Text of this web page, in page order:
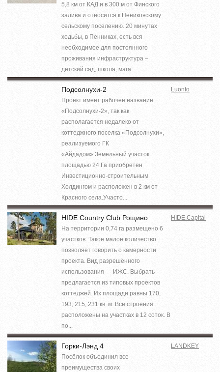
5,8 км от КАД и в 300 м от Финского
залива и относится к Пениковскому
сельскому поселению. 20 минутах
ходьбы, в Пенниках, есть вся
необходимое для постоянного
проживания инфраструктура –
детский сад, школа, мага...
Подсолнухи-2
Проект имеет рабочее название
«Подсолнухи-2», так как
располагается недалеко от
коттеджного поселка «Подсолнухи»,
реализуемого ГК
«Айдадом».Земельный участок
площадью 24 Га приобретен
Инвестиционно-строительным
Холдингом и расположен в 2 км от
Красного села.Участо...
Luonto
HIDE Country Club Рощино
На территории 0,74 га размещено 6
участков. Такое малое количество
позволяет говорить о камерности
проекта. Вид разрешённого
использования — ИЖС. Выбрать
предлагается из типовых проектов
коттеджей. Их площади равны 170,
193, 215, 231 кв. м. Все строения
расположены на участках в 12 соток. В
по...
HIDE.Capital
Горки-Лэнд 4
Посёлок объединил все
преимущества своих
LANDKEY